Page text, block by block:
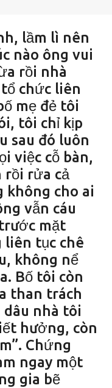
lầm lì nên
nào ông vui
rồi nhà
chức liên
mẹ đẻ tôi
tôi chỉ kịp
sau đó luôn
việc cỗ bàn,
rồi rửa cả
không cho ai
vẫn cáu
mặt
liên tục chê
không nể
Bố tôi còn
than trách
dâu nhà tôi
hưởng, còn
Chứng
ngay một
gia bẽ